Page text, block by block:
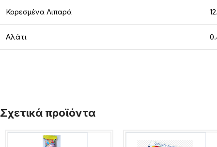
Κορεσμένα Λιπαρά
Αλάτι
Σχετικά προϊόντα